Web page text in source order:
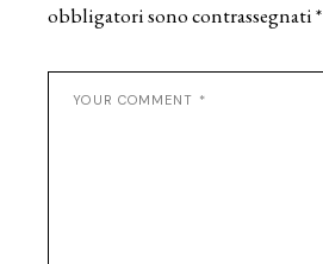
obbligatori sono contrassegnati*